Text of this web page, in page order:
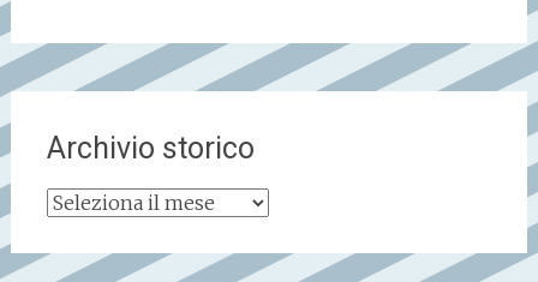
Archivio storico
Archivio